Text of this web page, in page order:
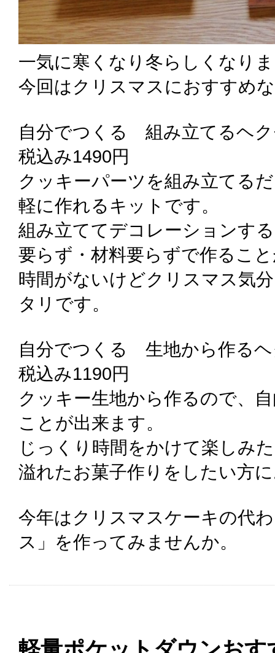
一気に寒くなり冬らしくなり
今回はクリスマスにおすすめ
自分でつくる 組み立てるヘ
税込み1490円
クッキーパーツを組み立てる
軽に作れるキットです。
組み立ててデコレーションす
要らず・材料要らずで作るこ
時間がないけどクリスマス気
タリです。
自分でつくる 生地から作る
税込み1190円
クッキー生地から作るので、
ことが出来ます。
じっくり時間をかけて楽しみ
溢れたお菓子作りをしたい方
今年はクリスマスケーキの代
ス」を作ってみませんか。